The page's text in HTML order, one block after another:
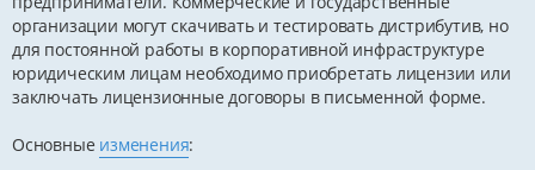
организации могут скачивать и тестировать дистрибутив, но
для постоянной работы в корпоративной инфраструктуре
юридическим лицам необходимо приобретать лицензии или
заключать лицензионные договоры в письменной форме.
Основные изменения: